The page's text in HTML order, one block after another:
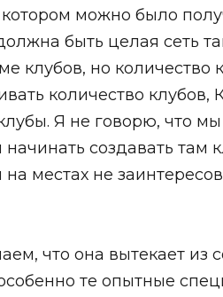
можно было
быть целая сеть
клубов, но
количество клубов,
Я не говорю, что
создавать там
местах не
что она вытекает из
те опытные